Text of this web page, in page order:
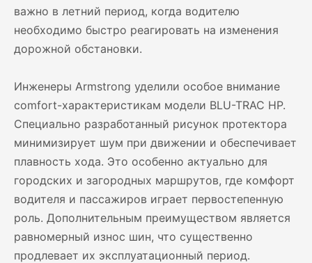
важно в летний период, когда водителю
необходимо быстро реагировать на изменения
дорожной обстановки.
Инженеры Armstrong уделили особое внимание
comfort-характеристикам модели BLU-TRAC HP.
Специально разработанный рисунок протектора
минимизирует шум при движении и обеспечивает
плавность хода. Это особенно актуально для
городских и загородных маршрутов, где комфорт
водителя и пассажиров играет первостепенную
роль. Дополнительным преимуществом является
равномерный износ шин, что существенно
продлевает их эксплуатационный период.